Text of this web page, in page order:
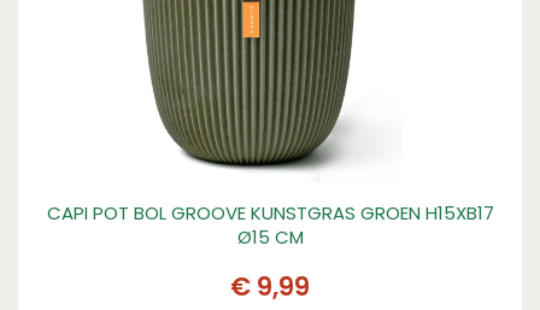
CAPI POT BOL GROOVE KUNSTGRAS GROEN H15XB17
Ø15 CM
€ 9,99